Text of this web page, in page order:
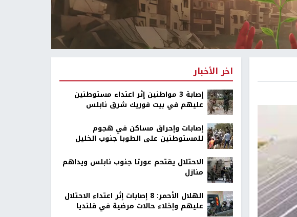
اخر الأخبار
إصابة 3 مواطنين إثر اعتداء مستوطنين
عليهم في بيت فوريك شرق نابلس
إصابات وإحراق مساكن في هجوم
للمستوطنين على الطوبا جنوب الخليل
الاحتلال يقتحم عورتا جنوب نابلس ويداهم
منازل
الهلال الأحمر: 8 إصابات إثر اعتداء الاحتلال
عليهم وإخلاء حالات مرضية في قلنديا